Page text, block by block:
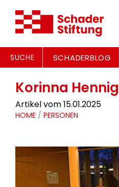
SUCHE SCHADERBLOG
Korinna Hennig
Artikel vom 15.01.2025
HOME / PERSONEN